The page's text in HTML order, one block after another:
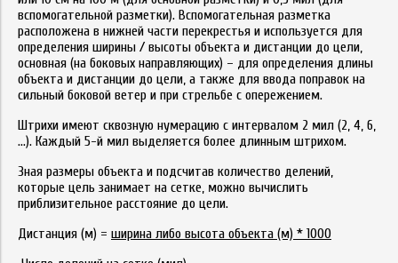
вспомогательной разметки). Вспомогательная разметка
расположена в нижней части перекрестья и используется для
определения ширины / высоты объекта и дистанции до цели,
основная (на боковых направляющих) – для определения длины
объекта и дистанции до цели, а также для ввода поправок на
сильный боковой ветер и при стрельбе с опережением.
Штрихи имеют сквозную нумерацию с интервалом 2 мил (2, 4, 6,
…). Каждый 5-й мил выделяется более длинным штрихом.
Зная размеры объекта и подсчитав количество делений,
которые цель занимает на сетке, можно вычислить
приблизительное расстояние до цели.
Дистанция (м) = ширина либо высота объекта (м) * 1000